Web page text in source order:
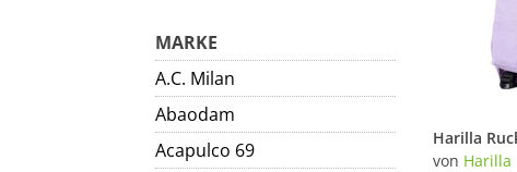
MARKE
A.C. Milan
Abaodam
Acapulco 69
von Harilla